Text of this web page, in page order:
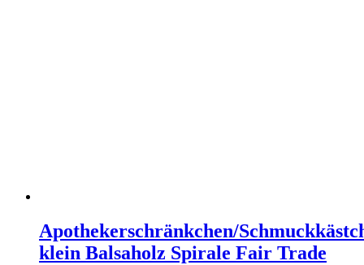
Apothekerschränkchen/
klein Balsaholz Spirale Fair Trade